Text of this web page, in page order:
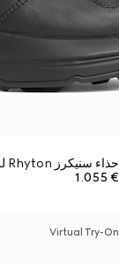
حذاء سنيكرز Rhyton للرجال
€ 1.055
Virtual Try-On